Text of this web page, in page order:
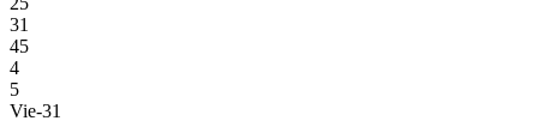
31
45
4
5
Vie-31